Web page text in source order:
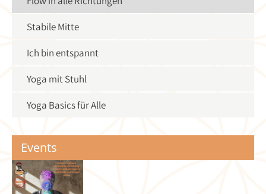
Stabile Mitte
Ich bin entspannt
Yoga mit Stuhl
Yoga Basics für Alle
Events